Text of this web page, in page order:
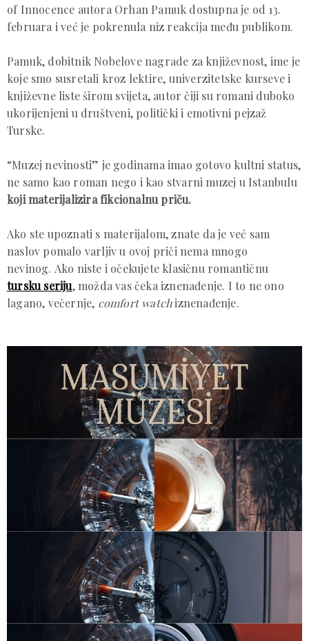
of Innocence autora Orhan Pamuk dostupna je od 13.
februara i već je pokrenula niz reakcija među publikom.
Pamuk, dobitnik Nobelove nagrade za književnost, ime je
koje smo susretali kroz lektire, univerzitetske kurseve i
književne liste širom svijeta, autor čiji su romani duboko
ukorijenjeni u društveni, politički i emotivni pejzaž
Turske.
“Muzej nevinosti” je godinama imao gotovo kultni status,
ne samo kao roman nego i kao stvarni muzej u Istanbulu
koji materijalizira fikcionalnu priču.
Ako ste upoznati s materijalom, znate da je već sam
naslov pomalo varljiv u ovoj priči nema mnogo
nevinog. Ako niste i očekujete klasičnu romantičnu
tursku seriju, možda vas čeka iznenađenje. I to ne ono
lagano, večernje, comfort watchiznenađenje.